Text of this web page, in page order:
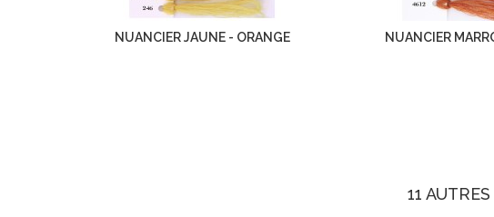
NUANCIER JAUNE - ORANGE NUANCIER
11